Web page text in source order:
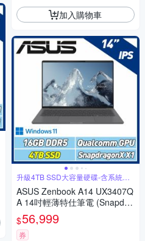
加入購物車
升級4TB SSD大容量硬碟-含系統轉
移
ASUS Zenbook A14 UX3407Q
A 14吋輕薄特仕筆電 (Snapdra
gon X X1 26 100/16GB/4TB S
SD/冰岩灰)
$56,999
券